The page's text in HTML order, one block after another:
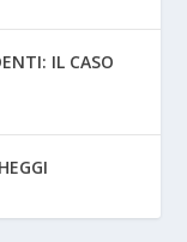
IL CASO